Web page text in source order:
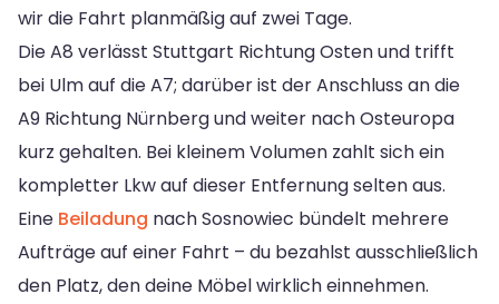
wir die Fahrt planmäßig auf zwei Tage.
Die A8 verlässt Stuttgart Richtung Osten und trifft
bei Ulm auf die A7; darüber ist der Anschluss an die
A9 Richtung Nürnberg und weiter nach Osteuropa
kurz gehalten. Bei kleinem Volumen zahlt sich ein
kompletter Lkw auf dieser Entfernung selten aus.
Eine Beiladung nach Sosnowiec bündelt mehrere
Aufträge auf einer Fahrt – du bezahlst ausschließlich
den Platz, den deine Möbel wirklich einnehmen.